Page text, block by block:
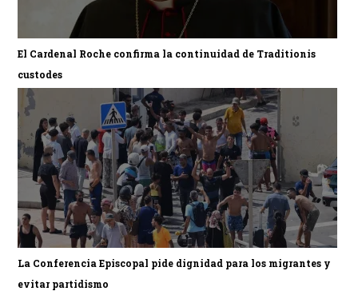
El Cardenal Roche confirma la continuidad de Traditionis
custodes
La Conferencia Episcopal pide dignidad para los migrantes y
evitar partidismo